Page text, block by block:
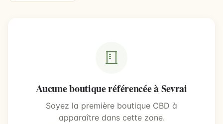
Aucune boutique référencée à Sevrai
Soyez la première boutique CBD à
apparaître dans cette zone.